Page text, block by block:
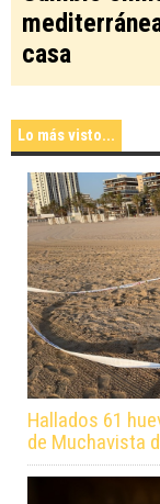
casa
Lo más visto...
Hallados 61
de Muchavista